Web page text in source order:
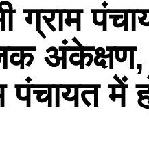
ग्राम
अंकेक्षण,
पंचायत में